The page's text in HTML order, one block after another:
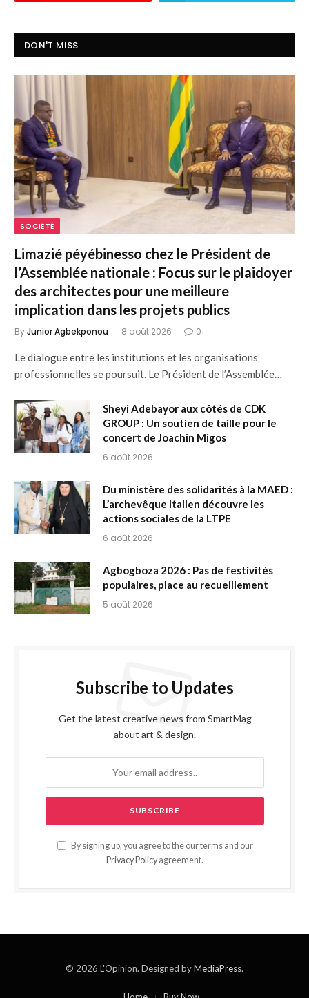
DON'T MISS
SOCIÉTÉ
Limazié péyébinesso chez le Président de
l’Assemblée nationale : Focus sur le plaidoyer
des architectes pour une meilleure
implication dans les projets publics
ByJunior Agbekponou 8 août 2026 0
Le dialogue entre les institutions et les organisations
professionnelles se poursuit. Le Président de l’Assemblée…
Sheyi Adebayor aux côtés de CDK
GROUP : Un soutien de taille pour le
concert de Joachin Migos
6 août 2026
Du ministère des solidarités à la MAED :
L’archevêque Italien découvre les
actions sociales de la LTPE
6 août 2026
Agbogboza 2026 : Pas de festivités
populaires, place au recueillement
5 août 2026
Subscribe to Updates
Get the latest creative news from SmartMag
about art & design.
By signing up, you agree to the our terms and our
Privacy Policy agreement.
© 2026 L'Opinion. Designed byMediaPress.